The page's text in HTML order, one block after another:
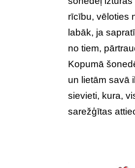
rīcību, vēloties
labāk, ja
no tiem,
Kopumā
un lietām savā
sievieti, kura,
sarežģītas